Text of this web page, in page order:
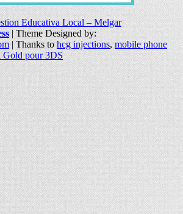
Educativa Local – Melgar
| Theme Designed by:
| Thanks tohcg injections,mobile phone
Gold pour 3DS